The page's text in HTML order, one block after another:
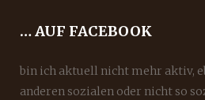
… AUF FACEBOOK
bin ich aktuell nicht mehr aktiv,
anderen sozialen oder nicht so